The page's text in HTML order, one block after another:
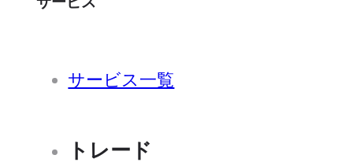
サービス一覧
トレード